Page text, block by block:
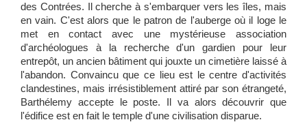
des Contrées. Il cherche à s'embarquer vers les îles, mais
en vain. C'est alors que le patron de l'auberge où il loge le
met en contact avec une mystérieuse association
d'archéologues à la recherche d'un gardien pour leur
entrepôt, un ancien bâtiment qui jouxte un cimetière laissé à
l'abandon. Convaincu que ce lieu est le centre d'activités
clandestines, mais irrésistiblement attiré par son étrangeté,
Barthélemy accepte le poste. Il va alors découvrir que
l'édifice est en fait le temple d'une civilisation disparue.